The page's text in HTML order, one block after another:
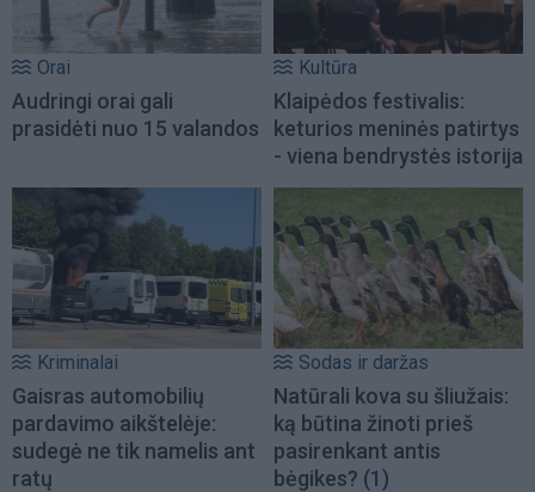
Orai
Audringi orai gali
prasidėti nuo 15 valandos
Kultūra
Klaipėdos festivalis:
keturios meninės patirtys
- viena bendrystės istorija
Kriminalai
Gaisras automobilių
pardavimo aikštelėje:
sudegė ne tik namelis ant
ratų
Sodas ir daržas
Natūrali kova su šliužais:
ką būtina žinoti prieš
pasirenkant antis
bėgikes? (1)